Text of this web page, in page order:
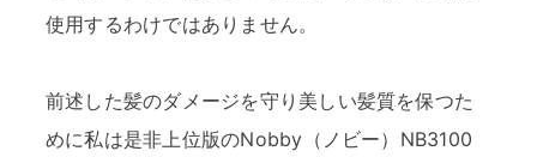
使用するわけではありません。
前述した髪のダメージを守り美しい髪質を保つた
めに私は是非上位版のNobby（ノビー）NB3100